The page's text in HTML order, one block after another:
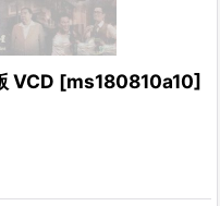
VCD [ms180810a10]